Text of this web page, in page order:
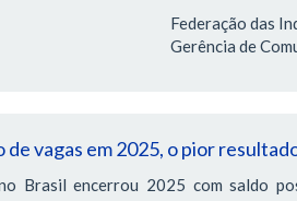
Federação das
Gerência de
vagas em 2025, o pior
Brasil encerrou 2025 com saldo